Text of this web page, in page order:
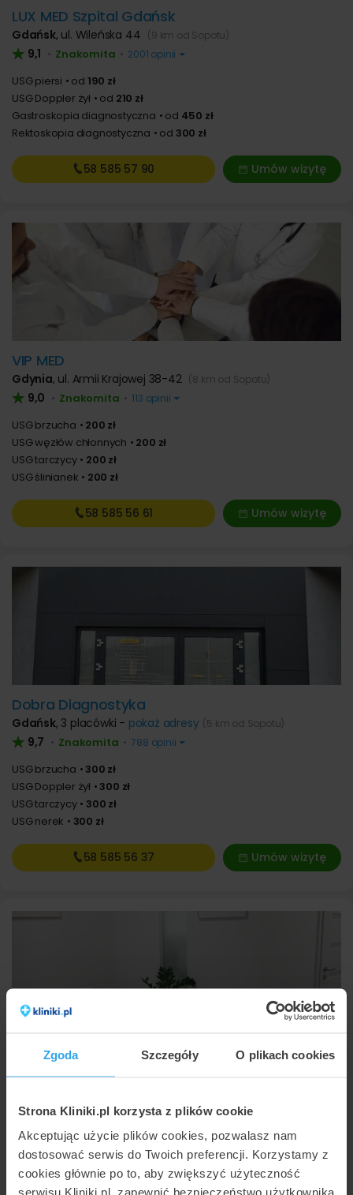
Zgoda Szczegóły O plikach cookies
Strona Kliniki.pl korzysta z plików cookie
Akceptując użycie plików cookies, pozwalasz nam
dostosować serwis do Twoich preferencji. Korzystamy z
cookies głównie po to, aby zwiększyć użyteczność
serwisu Kliniki.pl, zapewnić bezpieczeństwo użytkownika
LUX MED Szpital Gdańsk
Gdańsk, ul. Wileńska 44 (9 km od Sopotu)
9,1 • Znakomita • 2001 opinii
USG piersi od 190 zł
USG Doppler żył
od 210 zł
Gastroskopia diagnostyczna
od 450 zł
Rektoskopia diagnostyczna
od 300 zł
Umów wizytę
58 585 57 90
VIP MED
Gdynia, ul. Armii Krajowej 38-42 (8 km od Sopotu)
9,0 • Znakomita • 113 opinii
USG brzucha
200 zł
USG węzłów chłonnych
200 zł
USG tarczycy
200 zł
USG ślinianek
200 zł
Umów wizytę
58 585 56 61
Dobra Diagnostyka
Gdańsk,3 placówki - pokaż adresy (5 km od Sopotu)
9,7 • Znakomita • 788 opinii
USG brzucha
300 zł
USG Doppler żył
300 zł
USG tarczycy
300 zł
USG nerek
300 zł
Umów wizytę
58 585 56 37
Ultraderm
Rektoskopia diagnostyczna
300 zł
Badanie histopatologiczne
100 zł
USG Doppler żył / tętnic kończyn dolnych z konsultacją
300 zł
Umów wizytę
58 585 57 51